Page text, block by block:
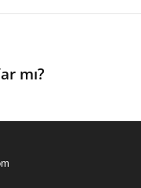
mı?